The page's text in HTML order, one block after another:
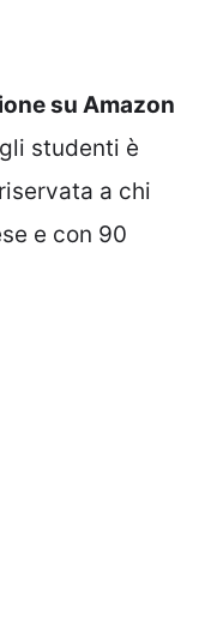
su Amazon
studenti è
a chi
e con 90